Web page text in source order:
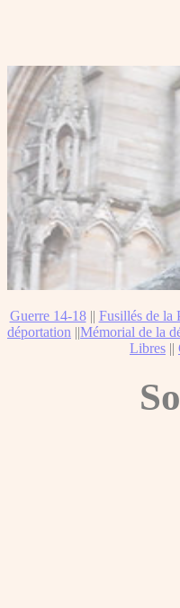
Guerre 14-18|| Fusillés de la
déportation ||Mémorial de la
Libres ||